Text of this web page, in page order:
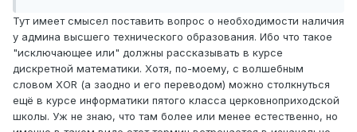
Тут имеет смысел поставить вопрос о необходимости наличия
у админа высшего технического образования. Ибо что такое
"исключающее или" должны рассказывать в курсе
дискретной математики. Хотя, по-моему, с волшебным
словом XOR (а заодно и его переводом) можно столкнуться
ещё в курсе информатики пятого класса церковноприходской
школы. Уж не знаю, что там более или менее естественно, но